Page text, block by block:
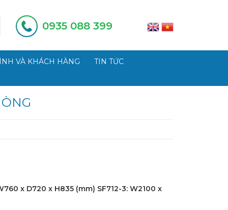
0935 088 399
VÀ KHÁCH HÀNG TIN TỨC
x D720 x H835 (mm) SF712-3: W2100 x